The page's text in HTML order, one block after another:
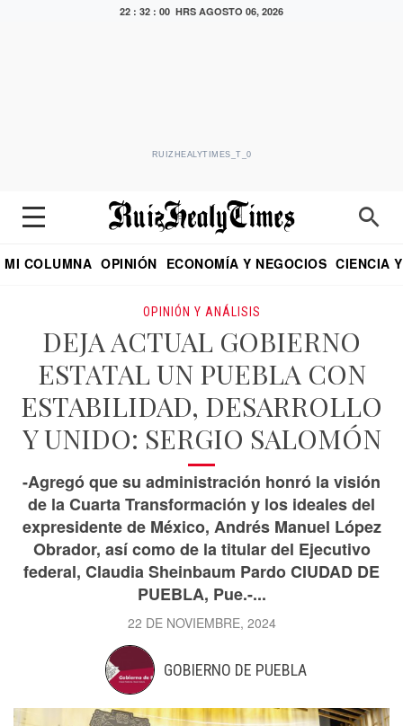
22 : 32 : 01 HRS AGOSTO 06, 2026
RUIZHEALYTIMES_T_0
MI COLUMNA OPINIÓN ECONOMÍA Y NEGOCIOS CIENCIA
OPINIÓN Y ANÁLISIS
DEJA ACTUAL GOBIERNO
ESTATAL UN PUEBLA CON
ESTABILIDAD, DESARROLLO
Y UNIDO: SERGIO SALOMÓN
-Agregó que su administración honró la visión
de la Cuarta Transformación y los ideales del
expresidente de México, Andrés Manuel López
Obrador, así como de la titular del Ejecutivo
federal, Claudia Sheinbaum Pardo CIUDAD DE
PUEBLA, Pue.-...
22 DE NOVIEMBRE, 2024
GOBIERNO DE PUEBLA